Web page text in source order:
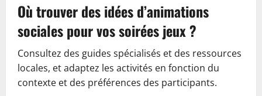
Où trouver des idées d’animations
sociales pour vos soirées jeux ?
Consultez des guides spécialisés et des ressources
locales, et adaptez les activités en fonction du
contexte et des préférences des participants.